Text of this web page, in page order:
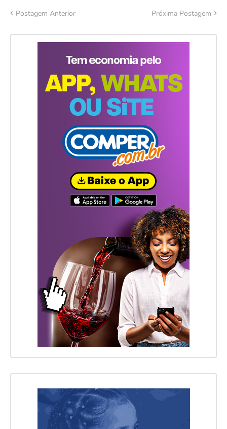
Postagem Anterior Próxima Postagem